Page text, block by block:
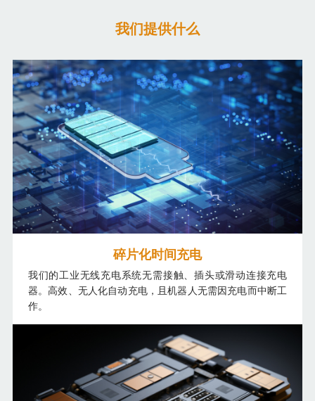
我们提供什么
碎片化时间充电
我们的工业无线充电系统无需接触、插头或滑动连接充电
器。高效、无人化自动充电，且机器人无需因充电而中断工
作。